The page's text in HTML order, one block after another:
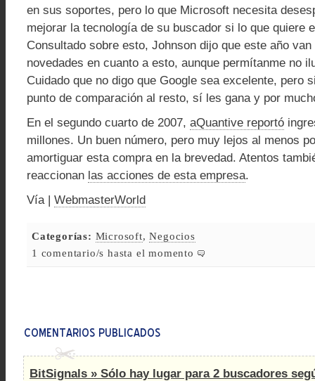
en sus soportes, pero lo que Microsoft necesita
mejorar la tecnología de su buscador si lo que quiere
Consultado sobre esto, Johnson dijo que este año
novedades en cuanto a esto, aunque permítanme no
Cuidado que no digo que Google sea excelente, pero
punto de comparación al resto, sí les gana y por
En el segundo cuarto de 2007, aQuantive reportó
millones. Un buen número, pero muy lejos al menos
amortiguar esta compra en la brevedad. Atentos
reaccionan las acciones de esta empresa.
Vía | WebmasterWorld
Categorías: Microsoft,Negocios
1 comentario/s hasta el momento
BitSignals » Sólo hay lugar para 2 buscadores